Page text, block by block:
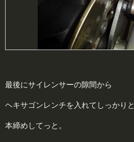
最後にサイレンサーの隙間から
ヘキサゴンレンチを入れてしっかりと
本締めしてっと。